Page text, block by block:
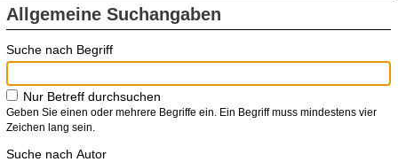
Allgemeine Suchangaben
Suche nach Begriff
Nur Betreff durchsuchen
Geben Sie einen oder mehrere Begriffe ein. Ein Begriff muss mindestens vier
Zeichen lang sein.
Suche nach Autor